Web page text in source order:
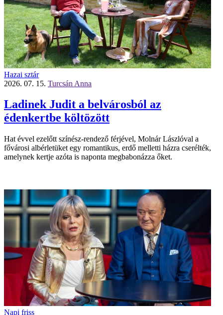
Hazai sztár
2026. 07. 15. Turcsán Anna
Ladinek Judit a belvárosból az
édenkertbe költözött
Hat évvel ezelőtt színész-rendező férjével, Molnár Lászlóval a
fővárosi albérletüket egy romantikus, erdő melletti házra cserélték,
amelynek kertje azóta is naponta megbabonázza őket.
Napi friss